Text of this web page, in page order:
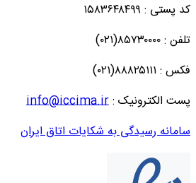
کد پستی : ۱۵۸۳۶۴۸۴۹۹
تلفن : ۸۵۷۳۰۰۰۰(۰۲۱)
فکس : ۸۸۸۲۵۱۱۱(۰۲۱)
پست الکترونیک :info@iccima.ir
سامانه رسیدگی به شکایات اتاق ایران